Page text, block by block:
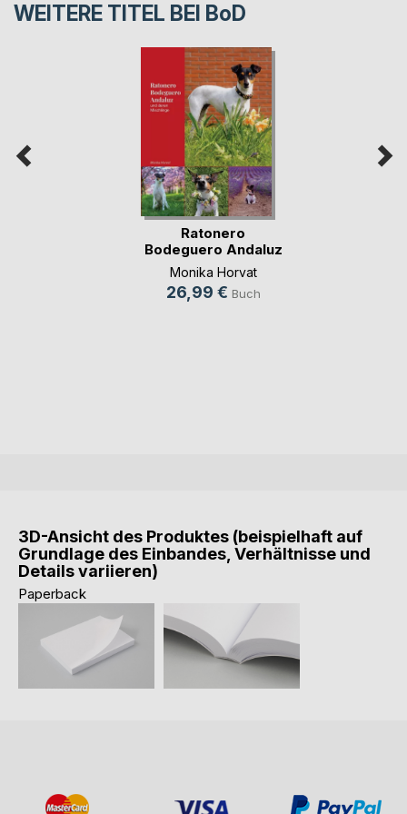
WEITERE TITEL BEI BoD
Ratonero
Bodeguero Andaluz
Monika Horvat
26,99 € Buch
3D-Ansicht des Produktes (beispielhaft auf
Grundlage des Einbandes, Verhältnisse und
Details variieren)
Paperback